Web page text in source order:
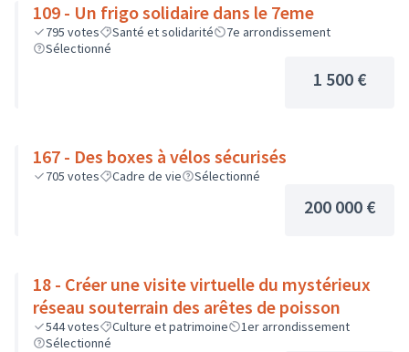
109 - Un frigo solidaire dans le 7eme
795 votes Santé et solidarité
7e arrondissement
Sélectionné
1 500 €
167 - Des boxes à vélos sécurisés
705 votes Cadre de vie Sélectionné
200 000 €
18 - Créer une visite virtuelle du mystérieux
réseau souterrain des arêtes de poisson
544votes Culture et patrimoine
1er arrondissement
Sélectionné